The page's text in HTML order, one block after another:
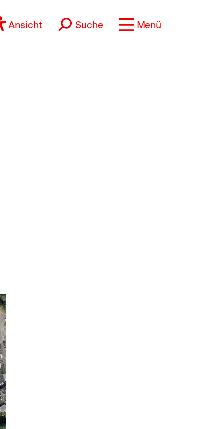
Ansicht Suche Menü